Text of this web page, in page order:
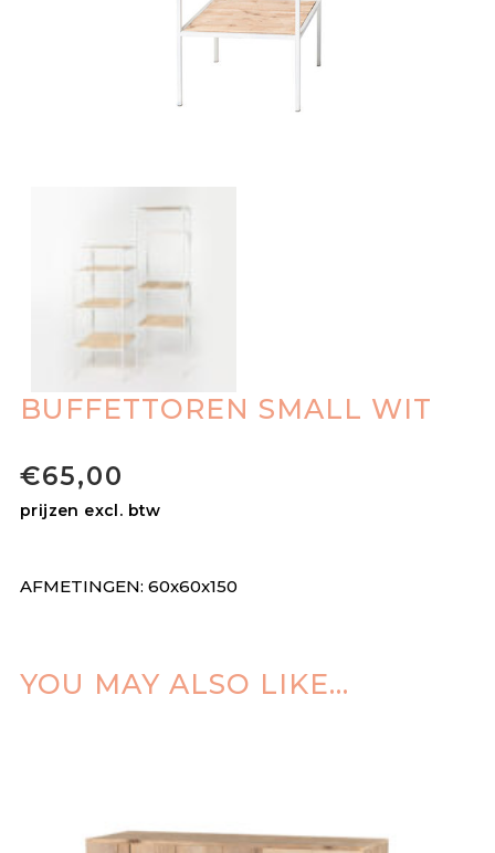
BUFFETTOREN SMALL WIT
€65,00
prijzen excl. btw
AFMETINGEN: 60x60x150
YOU MAY ALSO LIKE…